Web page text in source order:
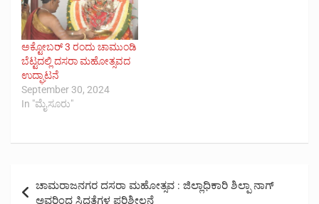
ಅಕ್ಟೋಬರ್ 3 ರಂದು ಚಾಮುಂಡಿ
ಬೆಟ್ಟದಲ್ಲಿ ದಸರಾ ಮಹೋತ್ಸವದ
ಉದ್ಘಾಟನೆ
September 30, 2024
In "ಮೈಸೂರು"
navigation
ಚಾಮರಾಜನಗರ ದಸರಾ ಮಹೋತ್ಸವ : ಜಿಲ್ಲಾಧಿಕಾರಿ ಶಿಲ್ಪಾ ನಾಗ್
ಅವರಿಂದ ಸಿದ್ದತೆಗಳ ಪರಿಶೀಲನೆ